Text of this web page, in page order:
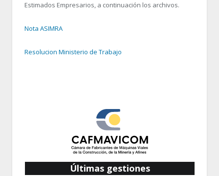
Estimados Empresarios, a continuación los archivos.
Nota ASIMRA
Resolucion Ministerio de Trabajo
Últimas gestiones